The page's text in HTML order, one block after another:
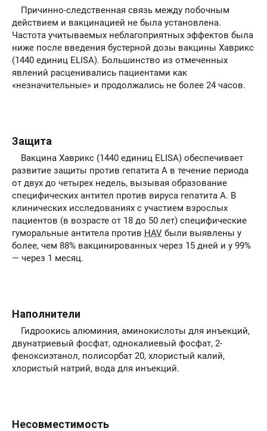
Причинно-следственная связь между побочным
действием и вакцинацией не была установлена.
Частота учитываемых неблагоприятных эффектов была
ниже после введения бустерной дозы вакцины Хаврикс
(1440 единиц ELISA). Большинство из отмеченных
явлений расценивались пациентами как
«незначительные» и продолжались не более 24 часов.
Защита
Вакцина Хаврикс (1440 единиц ELISA) обеспечивает
развитие защиты против гепатита А в течение периода
от двух до четырех недель, вызывая образование
специфических антител против вируса гепатита А. В
клинических исследованиях с участием взрослых
пациентов (в возрасте от 18 до 50 лет) специфические
гуморальные антитела против HAV были выявлены у
более, чем 88% вакцинированных через 15 дней и у 99%
— через 1 месяц.
Наполнители
Гидроокись алюминия, аминокислоты для инъекций,
двунатриевый фосфат, однокалиевый фосфат, 2-
феноксиэтанол, полисорбат 20, хлористый калий,
хлористый натрий, вода для инъекций.
Несовместимость